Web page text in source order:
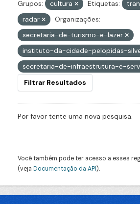
Grupos: cultura Etiquetas:
radar
Organizações:
secretaria-de-turismo-e-lazer
instituto-da-cidade-pelopidas-
secretaria-de-infraestrutura-e-
Filtrar Resultados
Por favor tente uma nova pesquisa.
Você também pode ter acesso a esses
(veja Documentação da API).